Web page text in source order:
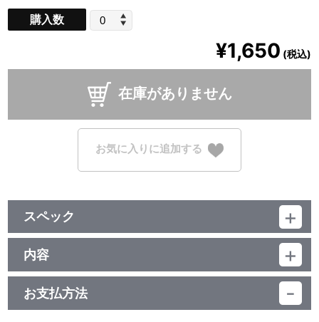
購入数
¥1,650 (税込)
在庫がありません
お気に入りに追加する
スペック
品番：TU-11915
ジャンル：アクリルキーホルダー、アクリルスタンド
素材：アクリル
サイズ：本体（戦部ワタル） ：約 縦103mm×横48mm 以
本体（虎王） ：約 縦101mm×横63mm 以内
内容
【使用上の注意】
●本来の用途以外で使用しないでください。
●思わぬ事故のおそれがありますので、乳幼児または小さなお子様
お支払方法